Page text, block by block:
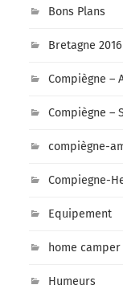
Bons Plans
Bretagne 2016
Compiègne –
Compiègne –
compiègne-
Compiegne-
Equipement
home camper
Humeurs